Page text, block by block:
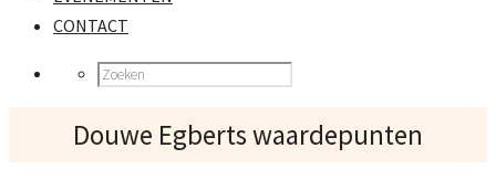
CONTACT
Douwe Egberts waardepunten